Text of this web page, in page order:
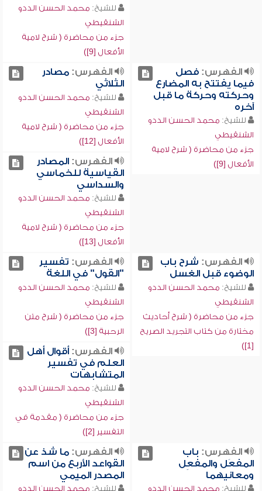
للشيخ: محمد الحسن الددو
الشنقيطي
جزء من محاضرة ( شرح لامية
الأفعال [9])
الفهرس:فصل
فيما يفتتح به المضارع
وحركته وحركة ما قبل
آخره
للشيخ: محمد الحسن الددو
الشنقيطي
جزء من محاضرة ( شرح لامية
الأفعال [9])
الفهرس:مصادر
الثلاثي
للشيخ: محمد الحسن الددو
الشنقيطي
جزء من محاضرة ( شرح لامية
الأفعال [12])
الفهرس:المصادر
القياسية للخماسي
والسداسي
للشيخ: محمد الحسن الددو
الشنقيطي
جزء من محاضرة ( شرح لامية
الأفعال [13])
الفهرس: شرح باب
الوضوء قبل الغسل
للشيخ: محمد الحسن الددو
الشنقيطي
جزء من محاضرة ( شرح أحاديث
مختارة من كتاب التجريد الصريح
[1])
الفهرس: تفسير
"القول" في اللغة
للشيخ: محمد الحسن الددو
الشنقيطي
جزء من محاضرة ( شرح متن
الرحبية [3])
الفهرس:أقوال أهل
العلم في تفسير
المتشابهات
للشيخ: محمد الحسن الددو
الشنقيطي
جزء من محاضرة ( مقدمة في
التفسير [2])
الفهرس: باب
المفعَل والمفعِل
ومعانيهما
للشيخ: محمد الحسن الددو
الفهرس:ما شذ عن
القواعد الأربع من اسم
المصدر الميمي
للشيخ: محمد الحسن الددو